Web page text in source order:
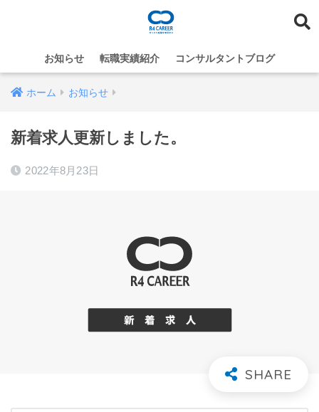
お知らせ 転職実績紹介 コンサルタントブログ
ホーム お知らせ
新着求人更新しました。
2022年8月23日